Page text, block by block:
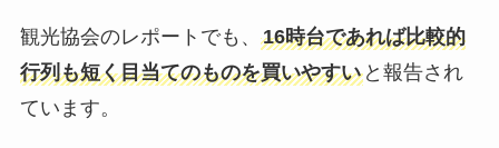
観光協会のレポートでも、 16時台であれば比較的
行列も短く目当てのものを買いやすいと報告され
ています。